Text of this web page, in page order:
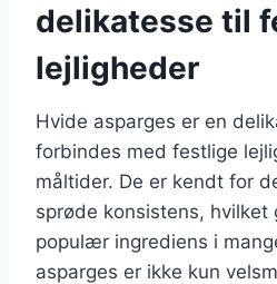
delikatesse til
lejligheder
Hvide asparges er en
forbindes med festlige
måltider. De er kendt for
sprøde konsistens, hvilket
populær ingrediens i
asparges er ikke kun